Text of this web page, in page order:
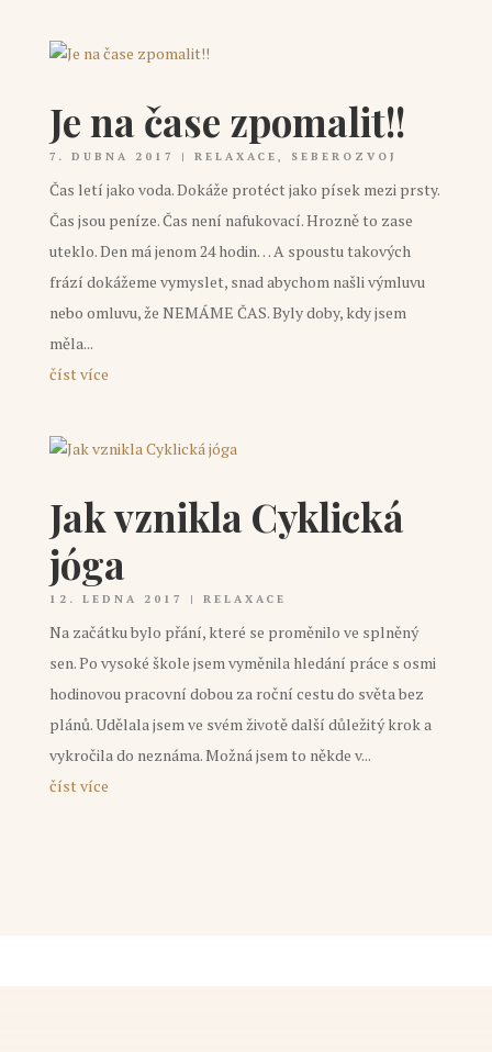
Je na čase zpomalit!!
7. DUBNA 2017 | RELAXACE , SEBEROZVOJ
Čas letí jako voda. Dokáže protéct jako písek mezi prsty.
Čas jsou peníze. Čas není nafukovací. Hrozně to zase
uteklo. Den má jenom 24 hodin… A spoustu takových
frází dokážeme vymyslet, snad abychom našli výmluvu
nebo omluvu, že NEMÁME ČAS. Byly doby, kdy jsem
měla...
číst více
Jak vznikla Cyklická
jóga
12. LEDNA 2017 | RELAXACE
Na začátku bylo přání, které se proměnilo ve splněný
sen. Po vysoké škole jsem vyměnila hledání práce s osmi
hodinovou pracovní dobou za roční cestu do světa bez
plánů. Udělala jsem ve svém životě další důležitý krok a
vykročila do neznáma. Možná jsem to někde v...
číst více